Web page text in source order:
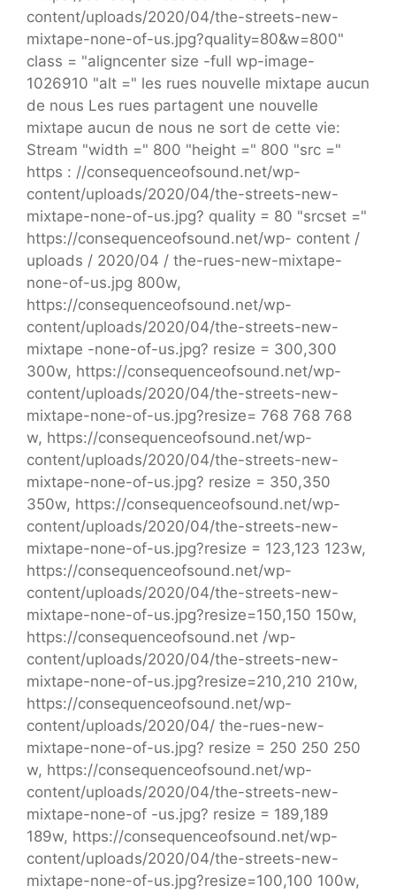
content/uploads/2020/04/the-streets-new-
mixtape-none-of-us.jpg?quality=80&w=800"
class = "aligncenter size -full wp-image-
1026910 "alt =" les rues nouvelle mixtape aucun
de nous Les rues partagent une nouvelle
mixtape aucun de nous ne sort de cette vie:
Stream "width =" 800 "height =" 800 "src ="
https : //consequenceofsound.net/wp-
content/uploads/2020/04/the-streets-new-
mixtape-none-of-us.jpg? quality = 80 "srcset ="
https://consequenceofsound.net/wp- content /
uploads / 2020/04 / the-rues-new-mixtape-
none-of-us.jpg 800w,
https://consequenceofsound.net/wp-
content/uploads/2020/04/the-streets-new-
mixtape -none-of-us.jpg? resize = 300,300
300w, https://consequenceofsound.net/wp-
content/uploads/2020/04/the-streets-new-
mixtape-none-of-us.jpg?resize= 768 768 768
w, https://consequenceofsound.net/wp-
content/uploads/2020/04/the-streets-new-
mixtape-none-of-us.jpg? resize = 350,350
350w, https://consequenceofsound.net/wp-
content/uploads/2020/04/the-streets-new-
mixtape-none-of-us.jpg?resize = 123,123 123w,
https://consequenceofsound.net/wp-
content/uploads/2020/04/the-streets-new-
mixtape-none-of-us.jpg?resize=150,150 150w,
https://consequenceofsound.net /wp-
content/uploads/2020/04/the-streets-new-
mixtape-none-of-us.jpg?resize=210,210 210w,
https://consequenceofsound.net/wp-
content/uploads/2020/04/ the-rues-new-
mixtape-none-of-us.jpg? resize = 250 250 250
w, https://consequenceofsound.net/wp-
content/uploads/2020/04/the-streets-new-
mixtape-none-of -us.jpg? resize = 189,189
189w, https://consequenceofsound.net/wp-
content/uploads/2020/04/the-streets-new-
mixtape-none-of-us.jpg?resize=100,100 100w,